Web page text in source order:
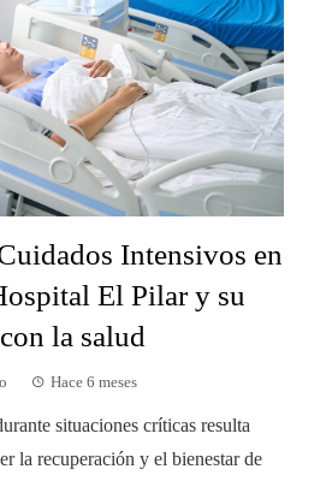
Intensivos en
El Pilar y su
la salud
Hace 6 meses
situaciones críticas resulta
la recuperación y el bienestar de